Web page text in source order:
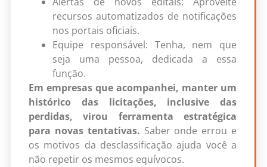
recursos automatizados de notificações
nos portais oficiais.
Equipe responsável: Tenha, nem que
seja uma pessoa, dedicada a essa
função.
Em empresas que acompanhei, manter um
histórico das licitações, inclusive das
perdidas, virou ferramenta estratégica
para novas tentativas. Saber onde errou e
os motivos da desclassificação ajuda você a
não repetir os mesmos equívocos.